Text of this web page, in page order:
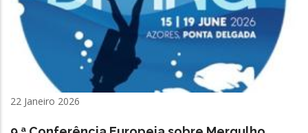
22 Janeiro 2026